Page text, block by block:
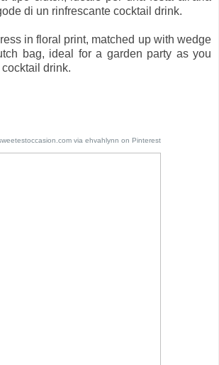
di un rinfrescante cocktail drink.
in floral print, matched up with wedge
bag, ideal for a garden party as you
drink.
via ehvahlynn on Pinterest